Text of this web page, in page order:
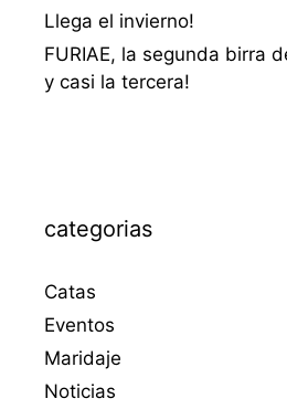
Llega el invierno!
FURIAE, la segunda birra
y casi la tercera!
categorias
Catas
Eventos
Maridaje
Noticias